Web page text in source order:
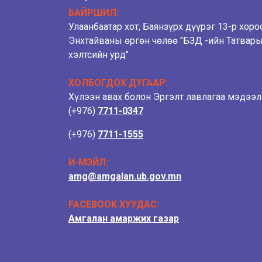
БАЙРШИЛ:
Улаанбаатар хот, Баянзүрх дүүрэг 13-р
Энхтайваны өргөн чөлөө "БЗД -ийн
хэлтсийн урд"
ХОЛБОГДОХ ДУГААР:
Хүлээн авах болон Эргэлт лавлагаа
(+976) 7711-0347
(+976) 7711-1555
И-МЭЙЛ:
amg@amgalan.ub.gov.mn
FACEBOOK ХУУДАС:
Амгалан амаржих газар